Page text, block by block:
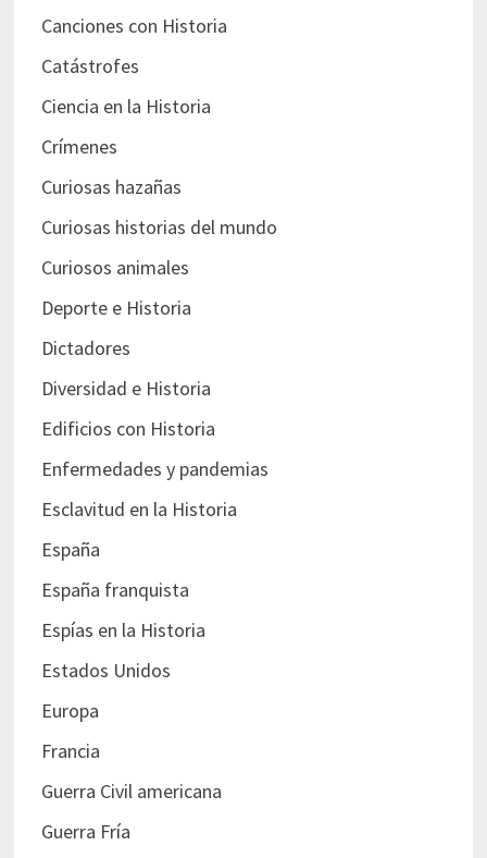
Canciones con Historia
Catástrofes
Ciencia en la Historia
Crímenes
Curiosas hazañas
Curiosas historias del mundo
Curiosos animales
Deporte e Historia
Dictadores
Diversidad e Historia
Edificios con Historia
Enfermedades y pandemias
Esclavitud en la Historia
España
España franquista
Espías en la Historia
Estados Unidos
Europa
Francia
Guerra Civil americana
Guerra Fría